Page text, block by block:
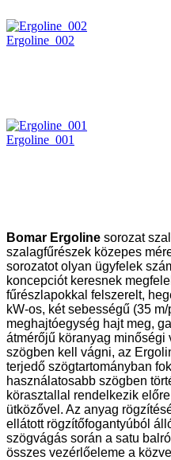
Ergoline_002
Ergoline_001
Bomar Ergoline sorozat
szalagfűrészek közepes
sorozatot olyan ügyfelek
koncepciót keresnek
fűrészlapokkal felszerelt,
kW-os, két sebességű (35
meghajtóegység hajt meg,
átmérőjű köranyag minőségi
szögben kell vágni, az
terjedő szögtartományban
használatosabb szögben
körasztallal rendelkezik
ütközővel. Az anyag
ellátott rögzítőfogantyúból
szögvágás során a satu
összes vezérlőeleme a